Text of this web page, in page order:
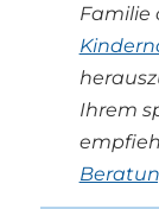
Familie
Ihrem